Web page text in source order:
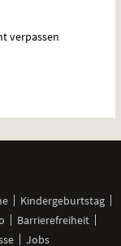
verpassen
Kindergeburtstag
Barrierefreiheit
Jobs